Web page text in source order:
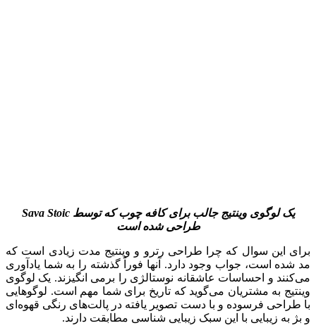
یک لوگوی وینتیج جالب برای کافه چوب که توسط Sava Stoic
طراحی شده است
برای این سوال که چرا طراحی رترو و وینتیج مدت زیادی است که
مد شده است، جواب وجود دارد. آنها فوراً گذشته را به شما یادآوری
می‌کنند و احساسات عاشقانه نوستالژی را برمی انگیزند. یک لوگوی
وینتیج به مشتریان می‌گوید که تاریخ برای شما مهم است. لوگوهایی
با طراحی فرسوده و با دست تصویر یافته در پالت‌های رنگی قهوه‌ای
و بژ به زیبایی با این سبک زیبایی شناسی مطابقت دارند.